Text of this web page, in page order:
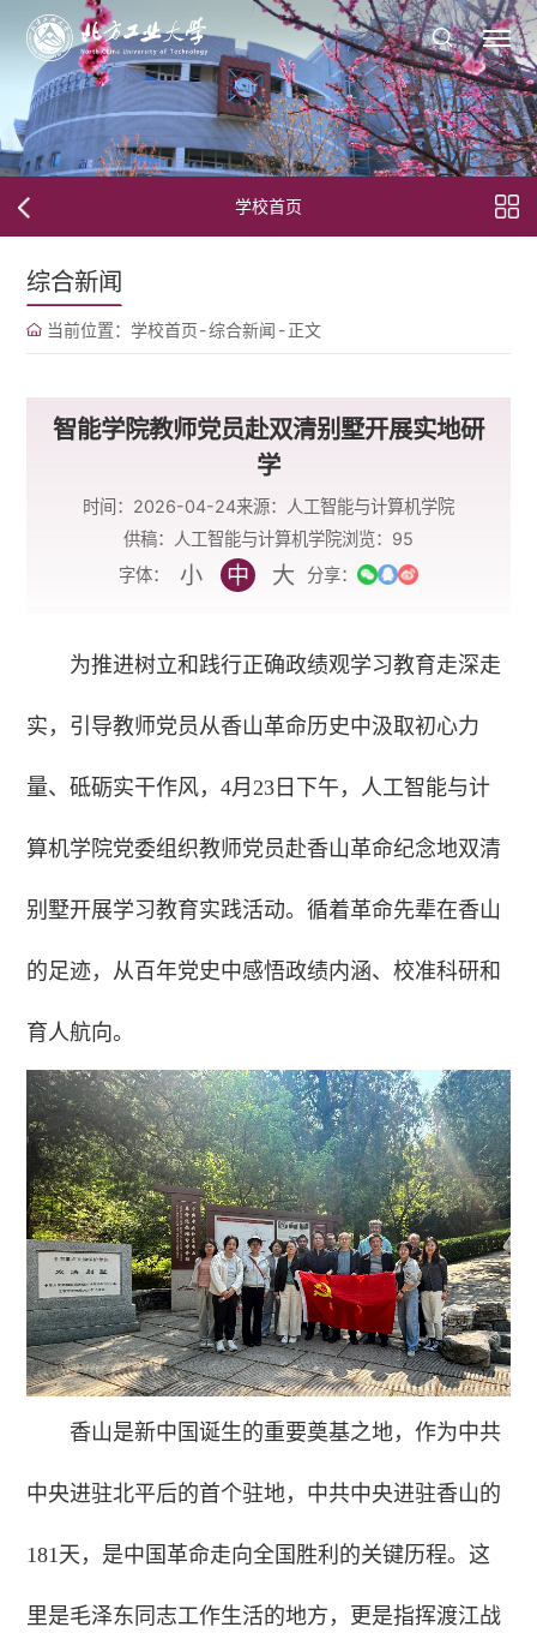
学校首页
综合新闻
当前位置： 学校首页-综合新闻 -正文
智能学院教师党员赴双清别墅开展实地研
学
时间：2026-04-24来源：人工智能与计算机学院
供稿：人工智能与计算机学院浏览： 95
字体：
小 中 大 分享：
为推进树立和践行正确政绩观学习教育走深走
实，引导教师党员从香山革命历史中汲取初心力
量、砥砺实干作风，4月23日下午，人工智能与计
算机学院党委组织教师党员赴香山革命纪念地双清
别墅开展学习教育实践活动。循着革命先辈在香山
的足迹，从百年党史中感悟政绩内涵、校准科研和
育人航向。
香山是新中国诞生的重要奠基之地，作为中共
中央进驻北平后的首个驻地，中共中央进驻香山的
181天，是中国革命走向全国胜利的关键历程。这
里是毛泽东同志工作生活的地方，更是指挥渡江战